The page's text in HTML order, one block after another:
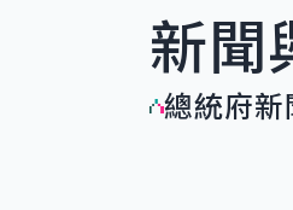
國家氣候變遷對策委員
重要談話
總統府新聞
影音頻道
賴清德總統
參觀資訊新聞
總統府新